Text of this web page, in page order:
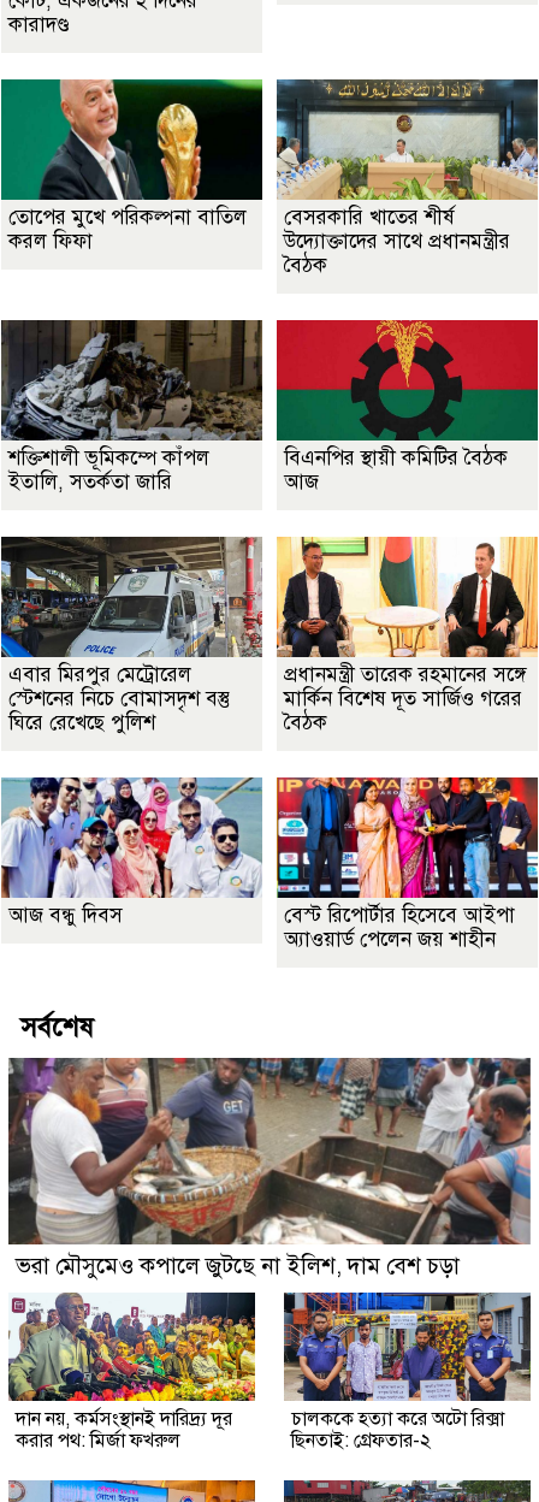
কারাদণ্ড
তোপের মুখে পরিকল্পনা বাতিল
করল ফিফা
বেসরকারি খাতের শীর্ষ
উদ্যোক্তাদের সাথে প্রধানমন্ত্রীর
বৈঠক
শক্তিশালী ভূমিকম্পে কাঁপল
ইতালি, সতর্কতা জারি
বিএনপির স্থায়ী কমিটির বৈঠক
আজ
এবার মিরপুর মেট্রোরেল
স্টেশনের নিচে বোমাসদৃশ বস্তু
ঘিরে রেখেছে পুলিশ
প্রধানমন্ত্রী তারেক রহমানের সঙ্গে
মার্কিন বিশেষ দূত সার্জিও গরের
বৈঠক
আজ বন্ধু দিবস
বেস্ট রিপোর্টার হিসেবে আইপা
অ্যাওয়ার্ড পেলেন জয় শাহীন
সর্বশেষ
ভরা মৌসুমেও কপালে জুটছে না ইলিশ, দাম বেশ চড়া
দান নয়, কর্মসংস্থানই দারিদ্র্য দূর
করার পথ: মির্জা ফখরুল
চালককে হত্যা করে অটো রিক্সা
ছিনতাই: গ্রেফতার-২